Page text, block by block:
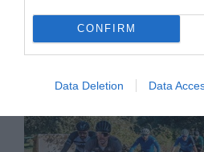
CONFIRM
Data Deletion Data
Gravel 2026 en Torreorgaz con
espectáculo...
Leer Más